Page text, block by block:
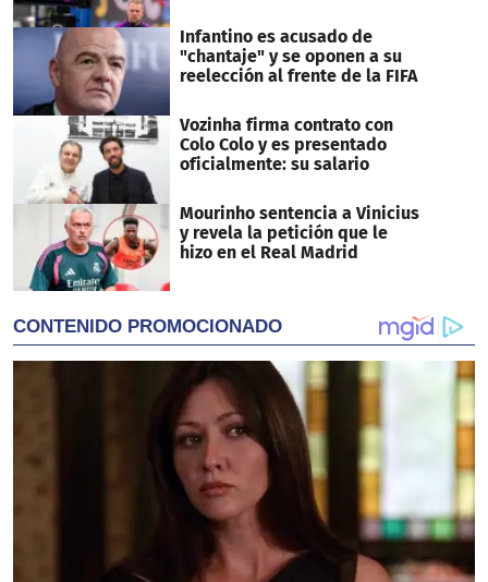
Infantino es acusado de
"chantaje" y se oponen a su
reelección al frente de la FIFA
Vozinha firma contrato con
Colo Colo y es presentado
oficialmente: su salario
Mourinho sentencia a Vinicius
y revela la petición que le
hizo en el Real Madrid